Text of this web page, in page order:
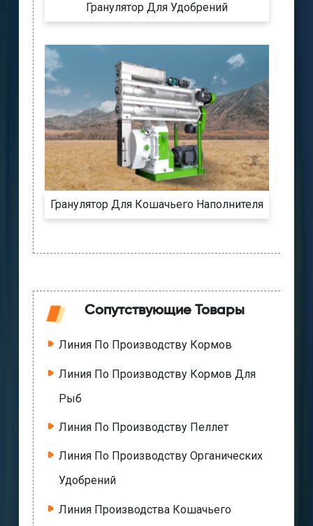
Гранулятор Для Удобрений
Гранулятор Для Кошачьего Наполнителя
Сопутствующие Товары
Линия По Производству Кормов
Линия По Производству Кормов Для
Рыб
Линия По Производству Пеллет
Линия По Производству Органических
Удобрений
Линия Производства Кошачьего